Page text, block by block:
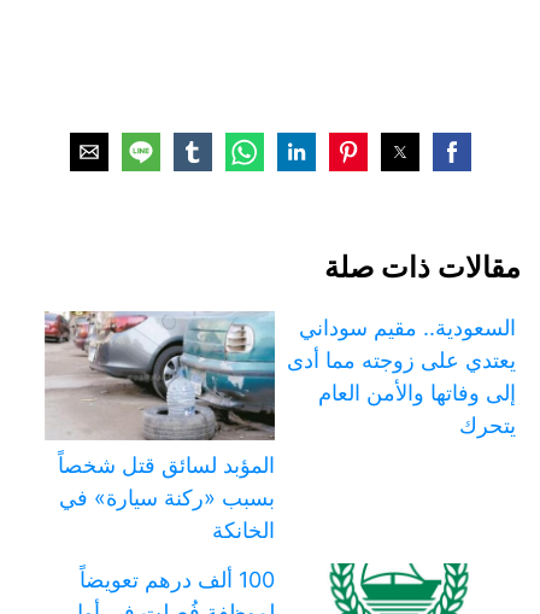
مقالات ذات صلة
السعودية.. مقيم سوداني
يعتدي على زوجته مما أدى
إلى وفاتها والأمن العام
يتحرك
المؤبد لسائق قتل شخصاً
بسبب «ركنة سيارة» في
الخانكة
100 ألف درهم تعويضاً